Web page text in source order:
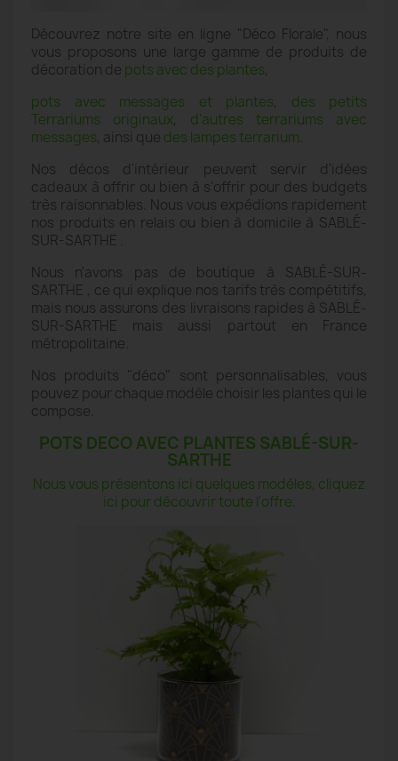
Découvrez notre site en ligne "Déco Florale", nous
vous proposons une large gamme de produits de
décoration de pots avec des plantes,
pots avec messages et plantes, des petits
Terrariums originaux, d'autres terrariums avec
messages, ainsi que des lampes terrarium
Nos décos d'intérieur peuvent servir d'idées
cadeaux à offrir ou bien à s'offrir pour des budgets
très raisonnables. Nous vous expédions rapidement
nos produits en relais ou bien à domicile à SABLÉ-
SUR-SARTHE .
Nous n'avons pas de boutique à SABLÉ-SUR-
SARTHE , ce qui explique nos tarifs très compétitifs,
mais nous assurons des livraisons rapides à SABLÉ-
SUR-SARTHE mais aussi partout en France
métropolitaine.
Nos produits "déco" sont personnalisables, vous
pouvez pour chaque modèle choisir les plantes qui le
compose.
POTS DECO AVEC PLANTES SABLÉ-SUR-
SARTHE
Nous vous présentons ici quelques modèles, cliquez
ici pour découvrir toute l'offre.